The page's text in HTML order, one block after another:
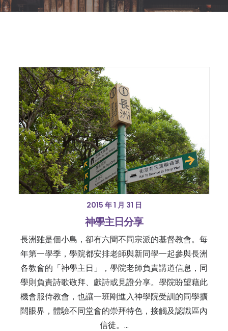
2015 年 1 月 31 日
神學主日分享
長洲雖是個小島，卻有六間不同宗派的基督教會。每
年第一學季，學院都安排老師與新同學一起參與長洲
各教會的「神學主日」，學院老師負責講道信息，同
學則負責詩歌敬拜、獻詩或見證分享。學院盼望藉此
機會服侍教會，也讓一班剛進入神學院受訓的同學擴
闊眼界，體驗不同堂會的崇拜特色，接觸及認識區內
信徒。…